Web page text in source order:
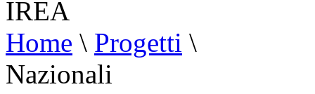
Home \ Progetti \
Nazionali